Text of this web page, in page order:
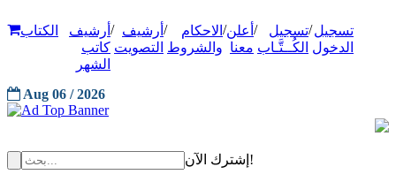
تسجيل
الدخول
/تسجيل
الكُــتَّـاب
/ أعلن
معنا
/ الاحكام
والشروط
/ أرشيف
التصويت
/ أرشيف
كاتب
الشهر
الكتاب
Aug 06 / 2026
إشترك الآن!